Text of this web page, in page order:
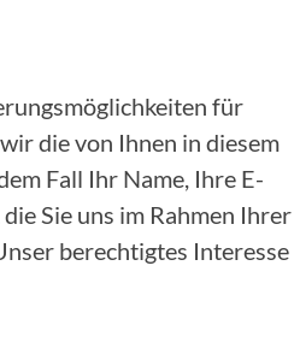
für
die von Ihnen in diesem
Fall Ihr Name, Ihre E-
Sie uns im Rahmen Ihrer
berechtigtes Interesse